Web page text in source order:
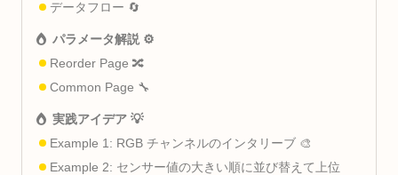
データフロー 🔄
パラメータ解説 ⚙️
Reorder Page 🔀
Common Page 🔧
実践アイデア 💡
Example 1: RGB チャンネルのインタリーブ 🎨
Example 2: センサー値の大きい順に並び替えて上位